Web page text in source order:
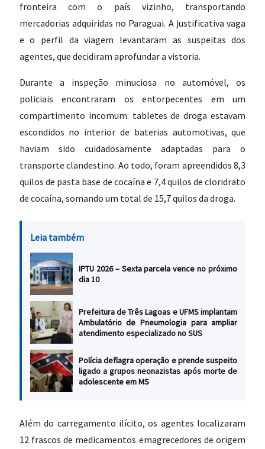
fronteira com o país vizinho, transportando
mercadorias adquiridas no Paraguai. A justificativa vaga
e o perfil da viagem levantaram as suspeitas dos
agentes, que decidiram aprofundar a vistoria.
Durante a inspeção minuciosa no automóvel, os
policiais encontraram os entorpecentes em um
compartimento incomum: tabletes de droga estavam
escondidos no interior de baterias automotivas, que
haviam sido cuidadosamente adaptadas para o
transporte clandestino. Ao todo, foram apreendidos 8,3
quilos de pasta base de cocaína e 7,4 quilos de cloridrato
de cocaína, somando um total de 15,7 quilos da droga.
Leia também
IPTU 2026 – Sexta parcela vence no próximo
dia 10
Prefeitura de Três Lagoas e UFMS implantam
Ambulatório de Pneumologia para ampliar
atendimento especializado no SUS
Polícia deflagra operação e prende suspeito
ligado a grupos neonazistas após morte de
adolescente em MS
Além do carregamento ilícito, os agentes localizaram
12 frascos de medicamentos emagrecedores de origem